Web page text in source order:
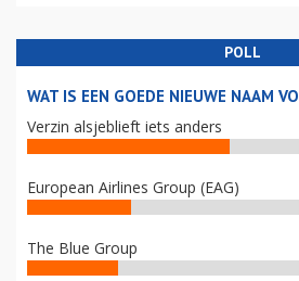
POLL
WAT IS EEN GOEDE NIEUWE NAAM
Verzin alsjeblieft iets anders
European Airlines Group (EAG)
The Blue Group